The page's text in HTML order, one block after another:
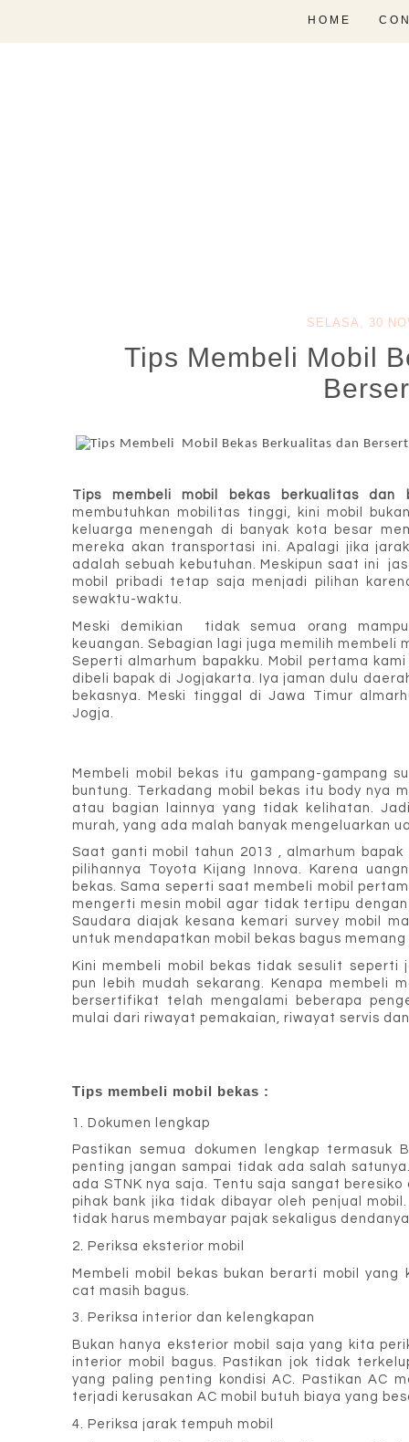
HOME
SELASA, 30
Tips Membeli Mobil
Tips membeli mobil bekas berkualitas
membutuhkan mobilitas tinggi, kini mobil
keluarga menengah di banyak kota besar
mereka akan transportasi ini. Apalagi jika
adalah sebuah kebutuhan. Meskipun saat ini
mobil pribadi tetap saja menjadi pilihan
sewaktu-waktu.
Meski demikian  tidak semua orang
keuangan. Sebagian lagi juga memilih membeli
Seperti almarhum bapakku. Mobil pertama
dibeli bapak di Jogjakarta. Iya jaman dulu
bekasnya. Meski tinggal di Jawa Timur
Jogja.
Membeli mobil bekas itu gampang-gampang
buntung. Terkadang mobil bekas itu body nya
atau bagian lainnya yang tidak kelihatan.
murah, yang ada malah banyak mengeluarkan
Saat ganti mobil tahun 2013 , almarhum
pilihannya Toyota Kijang Innova. Karena
bekas. Sama seperti saat membeli mobil
mengerti mesin mobil agar tidak tertipu
Saudara diajak kesana kemari survey mobil
untuk mendapatkan mobil bekas bagus
Kini membeli mobil bekas tidak sesulit seperti
pun lebih mudah sekarang. Kenapa membeli
bersertifikat telah mengalami beberapa
mulai dari riwayat pemakaian, riwayat servis
Tips membeli mobil bekas :
1. Dokumen lengkap
Pastikan semua dokumen lengkap termasuk
penting jangan sampai tidak ada salah
ada STNK nya saja. Tentu saja sangat
pihak bank jika tidak dibayar oleh penjual
tidak harus membayar pajak sekaligus
2. Periksa eksterior mobil
Membeli mobil bekas bukan berarti mobil
cat masih bagus.
3. Periksa interior dan kelengkapan
Bukan hanya eksterior mobil saja yang kita
interior mobil bagus. Pastikan jok tidak
yang paling penting kondisi AC. Pastikan AC
terjadi kerusakan AC mobil butuh biaya yang
4. Periksa jarak tempuh mobil